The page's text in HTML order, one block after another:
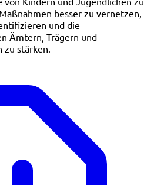
besser zu vernetzen,
und die
Ämtern, Trägern und
stärken.